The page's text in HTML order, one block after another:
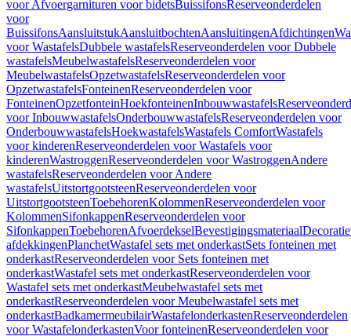
voor Afvoergarnituren voor bidetsBuissifonsReserveonderdelen
voor
BuissifonsAansluitstukAansluitbochtenAansluitingenAfdichtingen
voor WastafelsDubbele wastafelsReserveonderdelen voor Dubbele
wastafelsMeubelwastafelsReserveonderdelen voor
MeubelwastafelsOpzetwastafelsReserveonderdelen voor
OpzetwastafelsFonteinenReserveonderdelen voor
FonteinenOpzetfonteinHoekfonteinenInbouwwastafels
voor InbouwwastafelsOnderbouwwastafelsReserveonderdelen voor
OnderbouwwastafelsHoekwastafelsWastafels ComfortWastafels
voor kinderenReserveonderdelen voor Wastafels voor
kinderenWastroggenReserveonderdelen voor WastroggenAndere
wastafelsReserveonderdelen voor Andere
wastafelsUitstortgootsteenReserveonderdelen voor
UitstortgootsteenToebehorenKolommenReserveonderdelen voor
KolommenSifonkappenReserveonderdelen voor
SifonkappenToebehorenAfvoerdekselBevestigingsmateriaal
afdekkingenPlanchetWastafel sets met onderkastSets fonteinen met
onderkastReserveonderdelen voor Sets fonteinen met
onderkastWastafel sets met onderkastReserveonderdelen voor
Wastafel sets met onderkastMeubelwastafel sets met
onderkastReserveonderdelen voor Meubelwastafel sets met
onderkastBadkamermeubilairWastafelonderkastenReserveonderdelen
voor WastafelonderkastenVoor fonteinenReserveonderdelen voor